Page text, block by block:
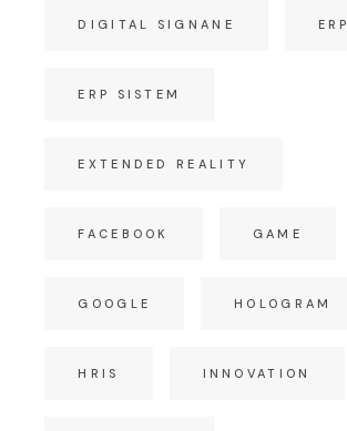
DIGITAL SIGNANE ERP
ERP SISTEM
EXTENDED REALITY
FACEBOOK GAME
GOOGLE HOLOGRAM
HRIS INNOVATION